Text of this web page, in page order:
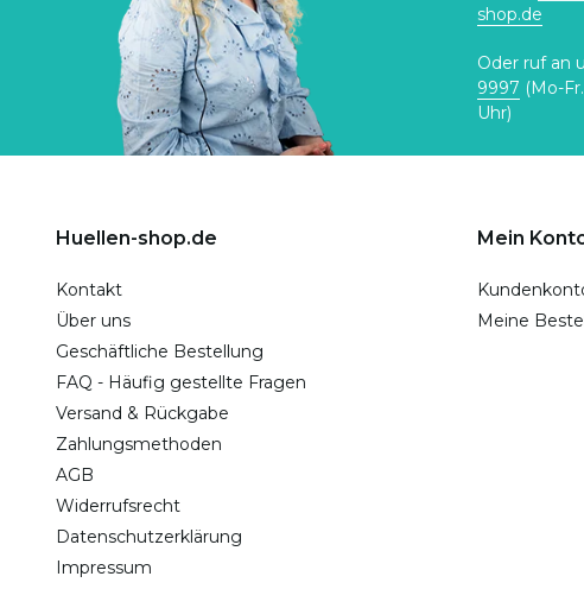
shop.de
Oder ruf an
9997 (Mo-
Uhr)
Huellen-shop.de
Kontakt
Über uns
Geschäftliche Bestellung
FAQ - Häufig gestellte Fragen
Versand & Rückgabe
Zahlungsmethoden
AGB
Widerrufsrecht
Datenschutzerklärung
Impressum
Mein
Meine